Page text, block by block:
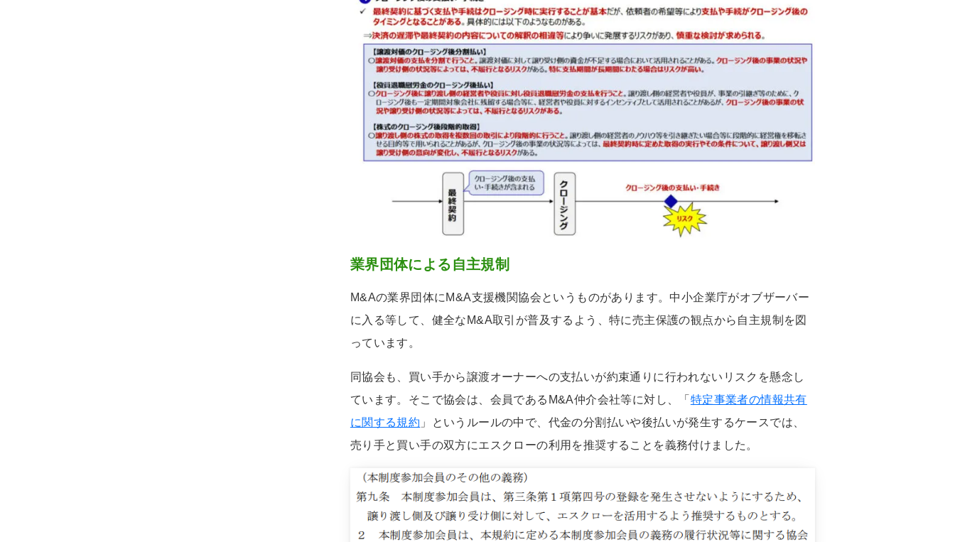
業界団体による自主規制
M&Aの業界団体にM&A支援機関協会というものがあります。中小企業庁がオブザーバー
に入る等して、健全なM&A取引が普及するよう、特に売主保護の観点から自主規制を図
っています。
同協会も、買い手から譲渡オーナーへの支払いが約束通りに行われないリスクを懸念し
ています。そこで協会は、会員であるM&A仲介会社等に対し、「 特定事業者の情報共有
に関する規約 」というルールの中で、代金の分割払いや後払いが発生するケースでは、
売り手と買い手の双方にエスクローの利用を推奨することを義務付けました。